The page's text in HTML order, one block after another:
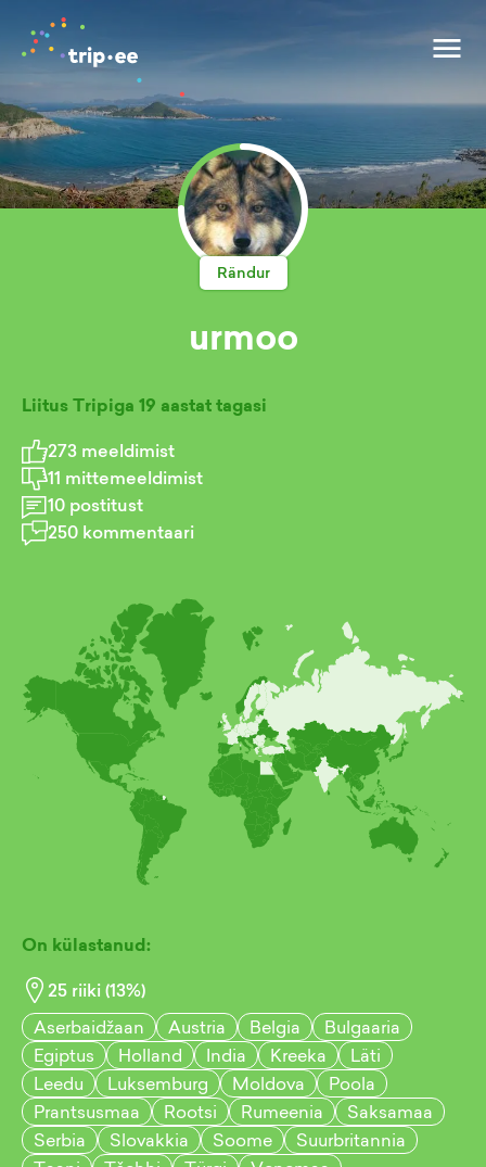
Rändur
urmoo
Liitus Tripiga 19 aastat tagasi
273 meeldimist
11 mittemeeldimist
10 postitust
250 kommentaari
On külastanud:
25 riiki (13%)
Aserbaidžaan
Austria Belgia
Bulgaaria
Egiptus
Holland India Kreeka
Läti
Leedu
Luksemburg Moldova
Poola
Prantsusmaa
Rootsi Rumeenia
Saksamaa
Serbia
Slovakkia Soome
Suurbritannia